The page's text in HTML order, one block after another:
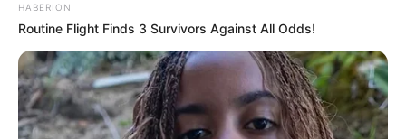
HABERION
Routine Flight Finds 3 Survivors Against All Odds!